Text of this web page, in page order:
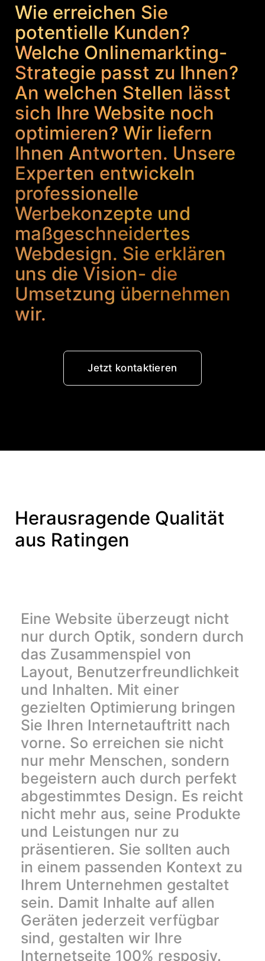
Wie erreichen Sie
potentielle Kunden?
Welche Onlinemarkting-
Strategie passt zu Ihnen?
An welchen Stellen lässt
sich Ihre Website noch
optimieren? Wir liefern
Ihnen Antworten. Unsere
Experten entwickeln
professionelle
Werbekonzepte und
maßgeschneidertes
Webdesign. Sie erklären
uns die Vision- die
Umsetzung übernehmen
wir.
Jetzt kontaktieren
Herausragende Qualität
aus Ratingen
Eine Website überzeugt nicht
nur durch Optik, sondern durch
das Zusammenspiel von
Layout, Benutzerfreundlichkeit
und Inhalten. Mit einer
gezielten Optimierung bringen
Sie Ihren Internetauftritt nach
vorne. So erreichen sie nicht
nur mehr Menschen, sondern
begeistern auch durch perfekt
abgestimmtes Design. Es reicht
nicht mehr aus, seine Produkte
und Leistungen nur zu
präsentieren. Sie sollten auch
in einem passenden Kontext zu
Ihrem Unternehmen gestaltet
sein. Damit Inhalte auf allen
Geräten jederzeit verfügbar
sind, gestalten wir Ihre
Internetseite 100% resposiv.